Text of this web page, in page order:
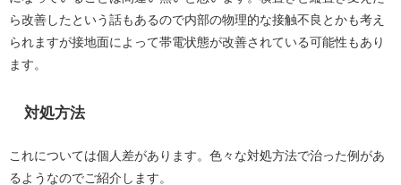
ら改善したという話もあるので内部の物理的な接触不良とかも考え
られますが接地面によって帯電状態が改善されている可能性もあり
ます。
対処方法
これについては個人差があります。色々な対処方法で治った例があ
るようなのでご紹介します。